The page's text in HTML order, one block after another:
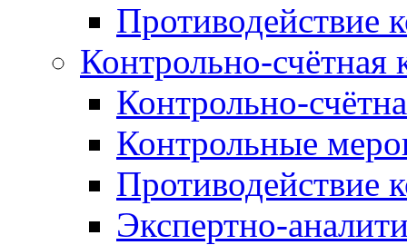
Противодействие
Контрольно-счётная
Контрольно-
Контрольные
Противодействие
Экспертно-